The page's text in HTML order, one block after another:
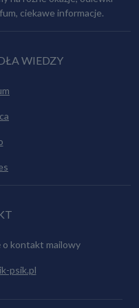
ciekawe informacje.
WIEDZY
o kontakt mailowy
psik.pl